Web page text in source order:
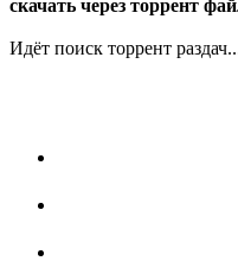
скачать через торрент
Идёт поиск торрент